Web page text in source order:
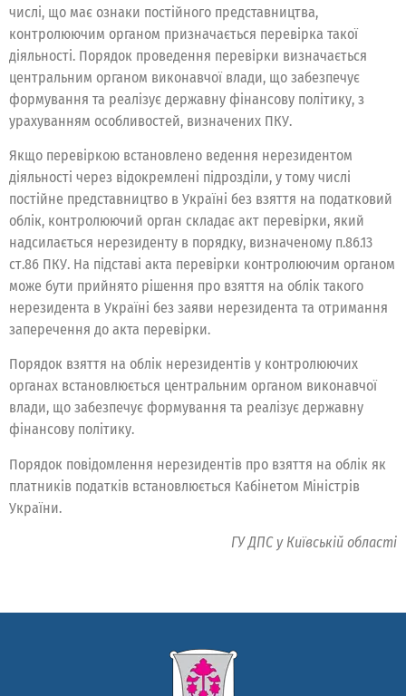
числі, що має ознаки постійного представництва,
контролюючим органом призначається перевірка такої
діяльності. Порядок проведення перевірки визначається
центральним органом виконавчої влади, що забезпечує
формування та реалізує державну фінансову політику, з
урахуванням особливостей, визначених ПКУ.
Якщо перевіркою встановлено ведення нерезидентом
діяльності через відокремлені підрозділи, у тому числі
постійне представництво в Україні без взяття на податковий
облік, контролюючий орган складає акт перевірки, який
надсилається нерезиденту в порядку, визначеному п.86.13
ст.86 ПКУ. На підставі акта перевірки контролюючим органом
може бути прийнято рішення про взяття на облік такого
нерезидента в Україні без заяви нерезидента та отримання
заперечення до акта перевірки.
Порядок взяття на облік нерезидентів у контролюючих
органах встановлюється центральним органом виконавчої
влади, що забезпечує формування та реалізує державну
фінансову політику.
Порядок повідомлення нерезидентів про взяття на облік як
платників податків встановлюється Кабінетом Міністрів
України.
ГУ ДПС у Київській області